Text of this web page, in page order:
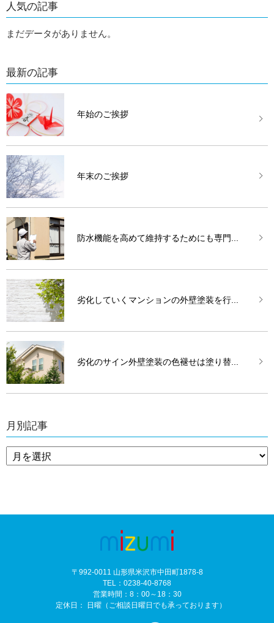
人気の記事
まだデータがありません。
最新の記事
年始のご挨拶
年末のご挨拶
防水機能を高めて維持するためにも専門...
劣化していくマンションの外壁塗装を行...
劣化のサイン外壁塗装の色褪せは塗り替...
月別記事
〒992-0011 山形県米沢市中田町1878-8
TEL：0238-40-8768
営業時間：8：00～18：30
定休日： 日曜（ご相談日曜日でも承っております）